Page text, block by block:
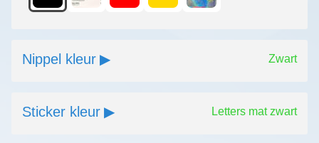
Nippel kleur Zwart
Sticker kleur Letters mat zwart